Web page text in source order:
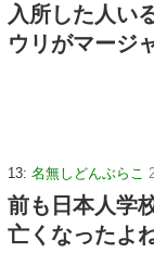
入所した人い
ウリがマージ
13: 名無しどんぶらこ
前も日本人学
亡くなったよ